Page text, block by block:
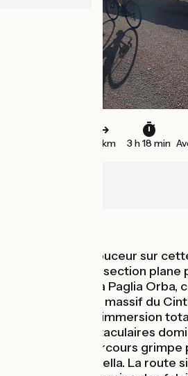
50 km 3 h 18 min
Un départ en douceur sur
GT20 avec une section
splendide sur La Paglia Orba,
montagneux du massif du
Portu, c’est une immersion
paysages spectaculaires
Scandola. Le parcours
le col de Palmarella. La route